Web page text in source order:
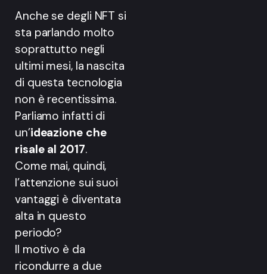
Anche se degli NFT si
sta parlando molto
soprattutto negli
ultimi mesi, la nascita
di questa tecnologia
non è recentissima.
Parliamo infatti di
un’ideazione che
risale al 2017.
Come mai, quindi,
l’attenzione sui suoi
vantaggi è diventata
alta in questo
periodo?
Il motivo è da
ricondurre a due